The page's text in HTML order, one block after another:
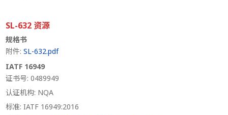
SL-632 资源
规格书
附件:SL-632.pdf
IATF 16949
证书号: 0489949
认证机构: NQA
标准: IATF 16949:2016